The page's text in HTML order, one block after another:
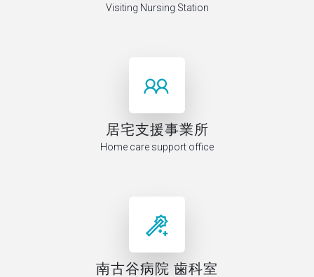
Visiting Nursing Station
居宅支援事業所
Home care support office
南古谷病院 歯科室